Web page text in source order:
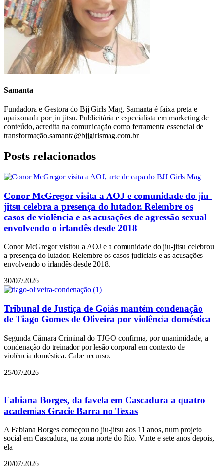
Samanta
Fundadora e Gestora do Bjj Girls Mag, Samanta é faixa preta e
apaixonada por jiu jitsu. Publicitária e especialista em marketing de
conteúdo, acredita na comunicação como ferramenta essencial de
transformação.samanta@bjjgirlsmag.com.br
Posts relacionados
Conor McGregor visita a AOJ e comunidade do jiu-
jitsu celebra a presença do lutador. Relembre os
casos de violência e as acusações de agressão sexual
envolvendo o irlandês desde 2018
Conor McGregor visitou a AOJ e a comunidade do jiu-jitsu celebrou
a presença do lutador. Relembre os casos judiciais e as acusações
envolvendo o irlandês desde 2018.
30/07/2026
Tribunal de Justiça de Goiás mantém condenação
de Tiago Gomes de Oliveira por violência doméstica
Segunda Câmara Criminal do TJGO confirma, por unanimidade, a
condenação do treinador por lesão corporal em contexto de
violência doméstica. Cabe recurso.
25/07/2026
Fabiana Borges, da favela em Cascadura a quatro
academias Gracie Barra no Texas
A Fabiana Borges começou no jiu-jitsu aos 11 anos, num projeto
social em Cascadura, na zona norte do Rio. Vinte e sete anos depois,
ela
20/07/2026